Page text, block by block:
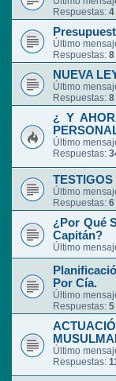
Respuestas: 4
Último
Respuestas: 8
NUEVA
Último
Respuestas: 8
¿ Y
Último
Respuestas:
Último
Respuestas: 6
¿Por Qué
Capitán?
Último
Por Cía.
Último
Respuestas: 5
Último
Respuestas: